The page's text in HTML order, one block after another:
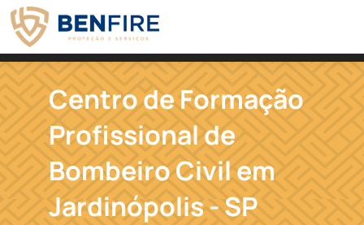
Centro de Formação
Profissional de
Bombeiro Civil em
Jardinópolis - SP